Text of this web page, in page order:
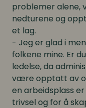
problemer alene,
nedturene og
et lag.
- Jeg er glad i
folkene mine. Er
ledelse, da
være opptatt av
en arbeidsplass
trivsel og for å